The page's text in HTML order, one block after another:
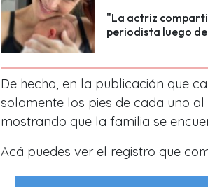
"La actriz
periodista luego
De hecho, en la publicación que
solamente los pies de cada uno
mostrando que la familia se
Acá puedes ver el registro que